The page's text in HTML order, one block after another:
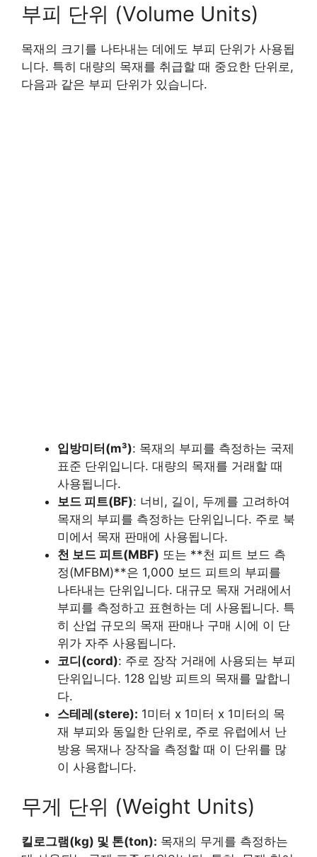
부피 단위 (Volume Units)
목재의 크기를 나타내는 데에도 부피 단위가 사용됩
니다. 특히 대량의 목재를 취급할 때 중요한 단위로,
다음과 같은 부피 단위가 있습니다.
입방미터(m³): 목재의 부피를 측정하는 국제
표준 단위입니다. 대량의 목재를 거래할 때
사용됩니다.
보드 피트(BF): 너비, 길이, 두께를 고려하여
목재의 부피를 측정하는 단위입니다. 주로 북
미에서 목재 판매에 사용됩니다.
천 보드 피트(MBF) 또는 **천 피트 보드 측
정(MFBM)**은 1,000 보드 피트의 부피를
나타내는 단위입니다. 대규모 목재 거래에서
부피를 측정하고 표현하는 데 사용됩니다. 특
히 산업 규모의 목재 판매나 구매 시에 이 단
위가 자주 사용됩니다.
코디(cord): 주로 장작 거래에 사용되는 부피
단위입니다. 128 입방 피트의 목재를 말합니
다.
스테레(stere): 1미터 x 1미터 x 1미터의 목
재 부피와 동일한 단위로, 주로 유럽에서 난
방용 목재나 장작을 측정할 때 이 단위를 많
이 사용합니다.
무게 단위 (Weight Units)
킬로그램(kg) 및 톤(ton): 목재의 무게를 측정하는